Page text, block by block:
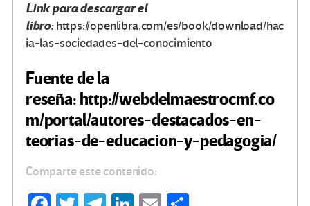
Link para descargar el
libro:https://openlibra.com/es/book/download/hac
ia-las-sociedades-del-conocimiento
Fuente de la
reseña: http://webdelmaestrocmf.co
m/portal/autores-destacados-en-
teorias-de-educacion-y-pedagogia/
Comparte este contenido: